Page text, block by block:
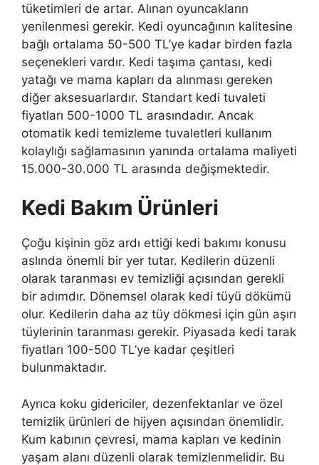
tüketimleri de artar. Alınan oyuncakların
yenilenmesi gerekir. Kedi oyuncağının kalitesine
bağlı ortalama 50-500 TL’ye kadar birden fazla
seçenekleri vardır. Kedi taşıma çantası, kedi
yatağı ve mama kapları da alınması gereken
diğer aksesuarlardır. Standart kedi tuvaleti
fiyatları 500-1000 TL arasındadır. Ancak
otomatik kedi temizleme tuvaletleri kullanım
kolaylığı sağlamasının yanında ortalama maliyeti
15.000-30.000 TL arasında değişmektedir.
Kedi Bakım Ürünleri
Çoğu kişinin göz ardı ettiği kedi bakımı konusu
aslında önemli bir yer tutar. Kedilerin düzenli
olarak taranması ev temizliği açısından gerekli
bir adımdır. Dönemsel olarak kedi tüyü dökümü
olur. Kedilerin daha az tüy dökmesi için gün aşırı
tüylerinin taranması gerekir. Piyasada kedi tarak
fiyatları 100-500 TL’ye kadar çeşitleri
bulunmaktadır.
Ayrıca koku gidericiler, dezenfektanlar ve özel
temizlik ürünleri de hijyen açısından önemlidir.
Kum kabının çevresi, mama kapları ve kedinin
yaşam alanı düzenli olarak temizlenmelidir. Bu